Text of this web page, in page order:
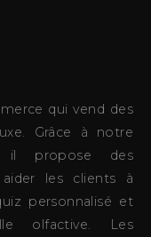
qui vend des
Grâce à notre
il propose des
les clients à
personnalisé et
olfactive. Les